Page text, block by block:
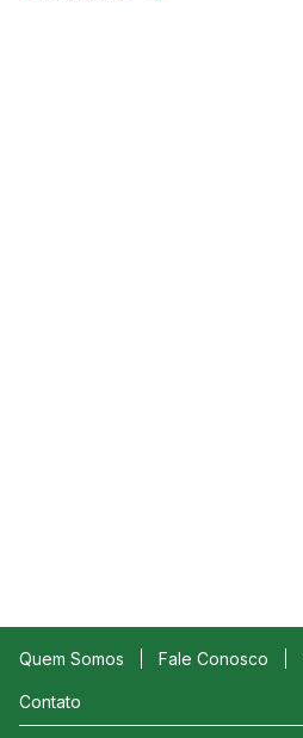
Quem Somos Fale Conosco
Contato